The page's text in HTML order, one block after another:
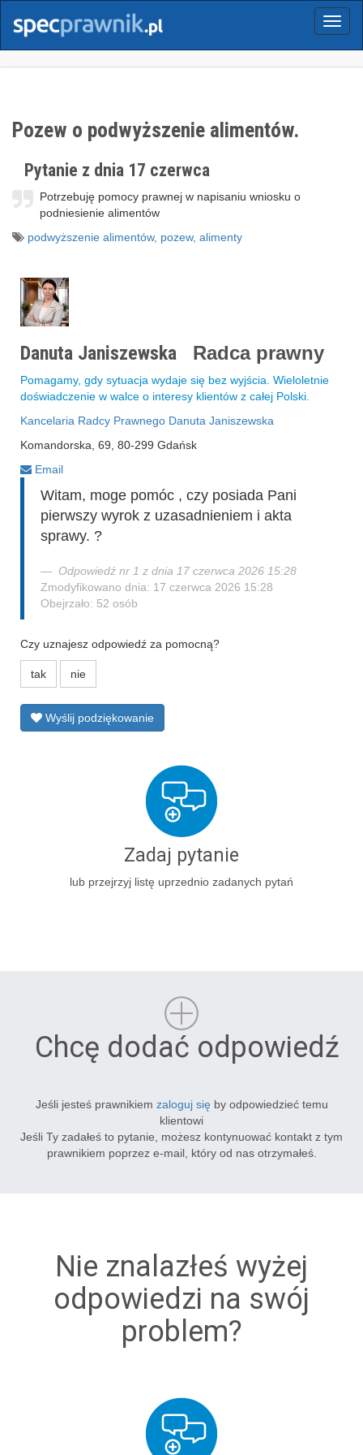
Menu
Pozew o podwyższenie alimentów.
Pytanie z dnia 17 czerwca
Potrzebuję pomocy prawnej w napisaniu wniosku o
podniesienie alimentów
podwyższenie alimentów, pozew, alimenty
Danuta Janiszewska Radca prawny
Pomagamy, gdy sytuacja wydaje się bez wyjścia. Wieloletnie
doświadczenie w walce o interesy klientów z całej Polski.
Kancelaria Radcy Prawnego Danuta Janiszewska
Komandorska, 69, 80-299 Gdańsk
Email
Witam, moge pomóc , czy posiada Pani
pierwszy wyrok z uzasadnieniem i akta
sprawy. ?
Odpowiedź nr 1 z dnia 17 czerwca 2026 15:28
Zmodyfikowano dnia: 17 czerwca 2026 15:28
Obejrzało: 52 osób
Czy uznajesz odpowiedź za pomocną?
tak nie
Wyślij podziękowanie
Zadaj pytanie
lub przejrzyj listę uprzednio zadanych pytań
Chcę dodać odpowiedź
Jeśli jesteś prawnikiem zaloguj się by odpowiedzieć temu
klientowi
Jeśli Ty zadałeś to pytanie, możesz kontynuować kontakt z tym
prawnikiem poprzez e-mail, który od nas otrzymałeś.
Nie znalazłeś wyżej
odpowiedzi na swój
problem?